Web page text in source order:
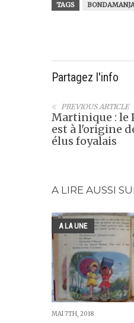
TAGS
Partagez l'info
PREVIOUS ARTICLE
Martinique : le
est à l'origine
élus foyalais
A LIRE AUSSI
A LA UNE
MAI 7TH, 2018